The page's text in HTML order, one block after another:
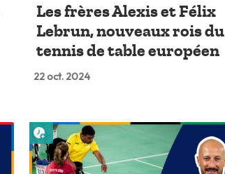
Les frères Alexis et Félix
Lebrun, nouveaux rois du
tennis de table européen
22 oct. 2024
Lire plus tard